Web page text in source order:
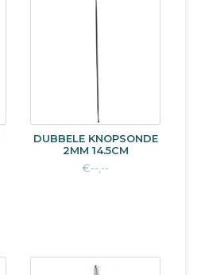
DUBBELE KNOPSONDE
2MM 14.5CM
€--,--